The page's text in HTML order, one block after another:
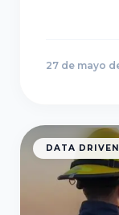
27 de mayo
DATA DRIVEN